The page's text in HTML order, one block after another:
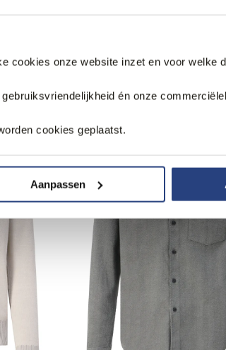
cookies onze website inzet en voor welke
én onze
cookies geplaatst.
Aanpassen